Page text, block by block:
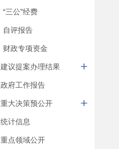
“三公”经费
自评报告
财政专项资金
建议提案办理结果
政府工作报告
重大决策预公开
统计信息
重点领域公开